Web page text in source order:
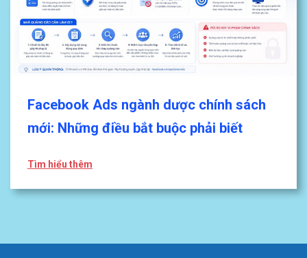
Facebook Ads ngành dược chính sách
mới: Những điều bắt buộc phải biết
Tìm hiểu thêm